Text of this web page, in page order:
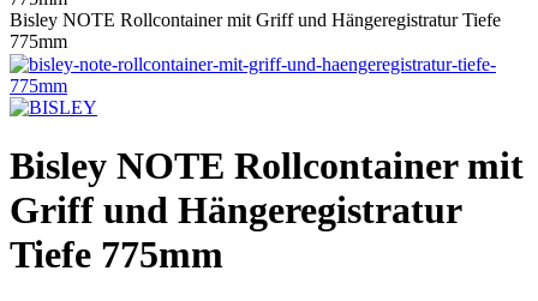
Bisley NOTE Rollcontainer mit Griff und Hängeregistratur Tiefe
775mm
Bisley NOTE Rollcontainer mit
Griff und Hängeregistratur
Tiefe 775mm